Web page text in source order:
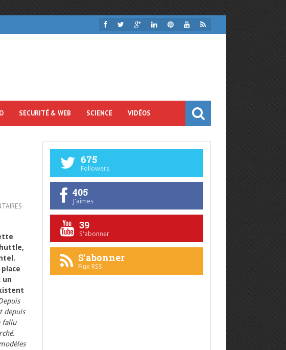
SECURITÉ & WEB SCIENCE VIDÉOS
un
depuis
fallu
675
Followers
405
J'aimes
39
S'abonner
S'abonner
Flux RSS